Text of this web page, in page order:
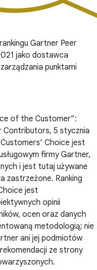
Gartner Peer
jako dostawca
punktami
of the Customer”:
Contributors, 5 stycznia
Choice jest
firmy Gartner,
i jest tutaj używane
zastrzeżone. Ranking
jest
opinii
ocen oraz danych
metodologią; nie
ani jej podmiotów
ze strony